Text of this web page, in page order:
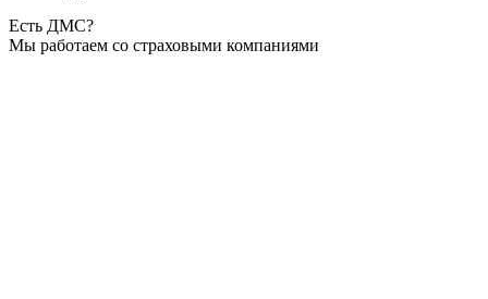
Есть ДМС?
Мы работаем со страховыми компаниями